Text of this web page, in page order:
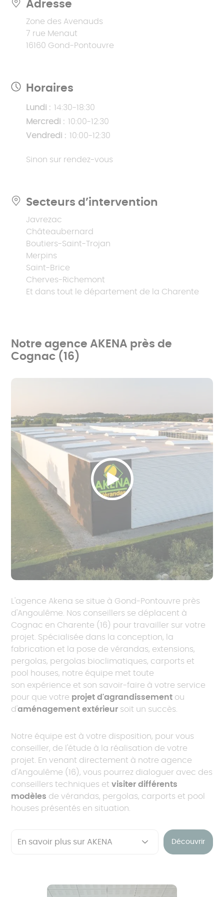
Adresse
Zone des Avenauds
7 rue Menaut
16160 Gond-Pontouvre
Horaires
Lundi : 14:30-18:30
Mercredi : 10:00-12:30
Vendredi : 10:00-12:30
Sinon sur rendez-vous
Secteurs d’intervention
Javrezac
Châteaubernard
Boutiers-Saint-Trojan
Merpins
Saint-Brice
Cherves-Richemont
Et dans tout le département de la Charente
Notre agence AKENA près de
Cognac (16)
L'agence Akena se situe à Gond-Pontouvre près
d'Angoulême. Nos conseillers se déplacent à
Cognac en Charente (16) pour travailler sur votre
projet. Spécialisée dans la conception, la
fabrication et la pose de vérandas, extensions,
pergolas, pergolas bioclimatiques, carports et
pool houses, notre équipe met toute
son expérience et son savoir-faire à votre service
pour que votre projet d'agrandissement ou
d'aménagement extérieur soit un succès.
Notre équipe est à votre disposition, pour vous
conseiller, de l'étude à la réalisation de votre
projet. En venant directement à notre agence
d'Angoulême (16), vous pourrez dialoguer avec des
conseillers techniques etvisiter différents
modèles de vérandas, pergolas, carports et pool
houses présentés en situation.
Découvrir